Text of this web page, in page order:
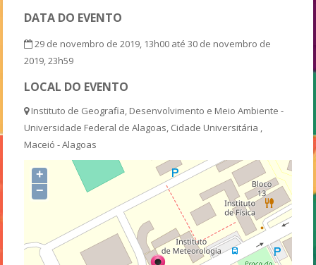
DATA DO EVENTO
29 de novembro de 2019, 13h00 até 30 de novembro de
2019, 23h59
LOCAL DO EVENTO
Instituto de Geografia, Desenvolvimento e Meio Ambiente -
Universidade Federal de Alagoas, Cidade Universitária ,
Maceió - Alagoas
+
−